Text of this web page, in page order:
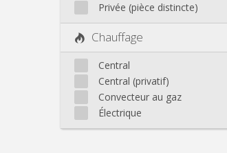
Privée (pièce distincte)
Chauffage
Central
Central (privatif)
Convecteur au gaz
Électrique